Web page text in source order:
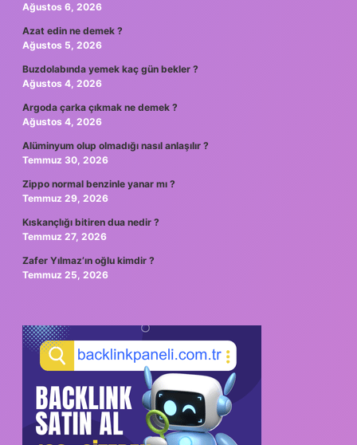
Ağustos 6, 2026
Azat edin ne demek ?
Ağustos 5, 2026
Buzdolabında yemek kaç gün bekler ?
Ağustos 4, 2026
Argoda çarka çıkmak ne demek ?
Ağustos 4, 2026
Alüminyum olup olmadığı nasıl anlaşılır ?
Temmuz 30, 2026
Zippo normal benzinle yanar mı ?
Temmuz 29, 2026
Kıskançlığı bitiren dua nedir ?
Temmuz 27, 2026
Zafer Yılmaz’ın oğlu kimdir ?
Temmuz 25, 2026